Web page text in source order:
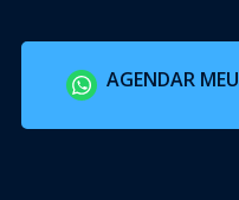
AGENDAR